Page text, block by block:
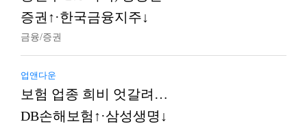
증권↑·한국금융지주↓
금융/증권
업앤다운
보험 업종 희비 엇갈려…
DB손해보험↑·삼성생명↓